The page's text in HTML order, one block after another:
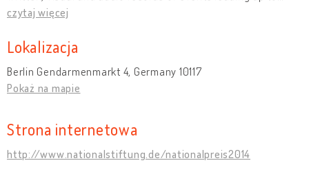
czytaj więcej
Lokalizacja
Berlin Gendarmenmarkt 4, Germany 10117
Pokaż na mapie
Strona internetowa
http://www.nationalstiftung.de/nationalpreis2014